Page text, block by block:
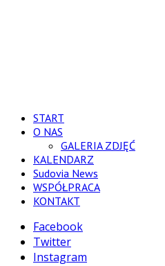
START
O NAS
GALERIA ZDJĘĆ
KALENDARZ
Sudovia News
WSPÓŁPRACA
KONTAKT
Facebook
Twitter
Instagram